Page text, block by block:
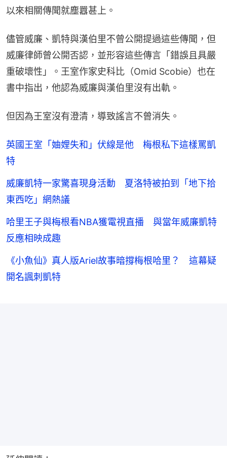
以來相關傳聞就塵囂甚上。
儘管威廉、凱特與漢伯里不曾公開提過這些傳聞，但
威廉律師曾公開否認，並形容這些傳言「錯誤且具嚴
重破壞性」。王室作家史科比（Omid Scobie）也在
書中指出，他認為威廉與漢伯里沒有出軌。
但因為王室沒有澄清，導致謠言不曾消失。
英國王室「妯娌失和」伏線是他 梅根私下這樣罵凱
特
威廉凱特一家驚喜現身活動 夏洛特被拍到「地下拾
東西吃」網熱議
哈里王子與梅根看NBA獲電視直播 與當年威廉凱特
反應相映成趣
《小魚仙》真人版Ariel故事暗撐梅根哈里？ 這幕疑
開名諷刺凱特